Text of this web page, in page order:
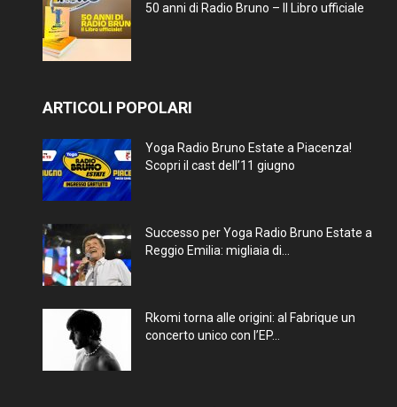
50 anni di Radio Bruno – Il Libro ufficiale
ARTICOLI POPOLARI
Yoga Radio Bruno Estate a Piacenza!
Scopri il cast dell’11 giugno
Successo per Yoga Radio Bruno Estate a
Reggio Emilia: migliaia di...
Rkomi torna alle origini: al Fabrique un
concerto unico con l’EP...